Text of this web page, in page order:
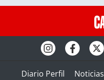
Diario Perfil Noticias